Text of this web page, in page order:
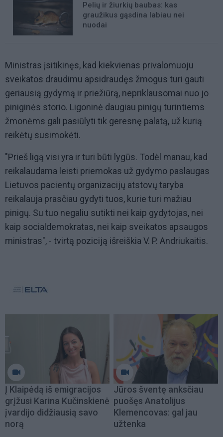
Pelių ir žiurkių baubas: kas
graužikus gąsdina labiau nei
nuodai
Ministras įsitikinęs, kad kiekvienas privalomuoju
sveikatos draudimu apsidraudęs žmogus turi gauti
geriausią gydymą ir priežiūrą, nepriklausomai nuo jo
piniginės storio. Ligoninė daugiau pinigų turintiems
žmonėms gali pasiūlyti tik geresnę palatą, už kurią
reikėtų susimokėti.
"Prieš ligą visi yra ir turi būti lygūs. Todėl manau, kad
reikalaudama leisti priemokas už gydymo paslaugas
Lietuvos pacientų organizacijų atstovų taryba
reikalauja prasčiau gydyti tuos, kurie turi mažiau
pinigų. Su tuo negaliu sutikti nei kaip gydytojas, nei
kaip socialdemokratas, nei kaip sveikatos apsaugos
ministras", - tvirtą poziciją išreiškia V. P. Andriukaitis.
Į Klaipėdą iš emigracijos
grįžusi Karina Kučinskienė
įvardijo didžiausią savo
norą
Jūros šventę anksčiau
puošęs Anatolijus
Klemencovas: gal jau
užtenka